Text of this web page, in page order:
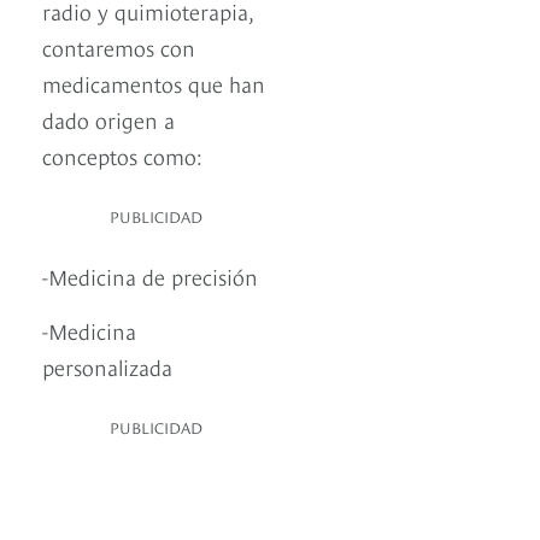
radio y quimioterapia,
contaremos con
medicamentos que han
dado origen a
conceptos como:
PUBLICIDAD
-Medicina de precisión
-Medicina
personalizada
PUBLICIDAD